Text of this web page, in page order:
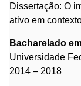
Dissertação: O
ativo em
Bacharelado
Universidade
2014 – 2018